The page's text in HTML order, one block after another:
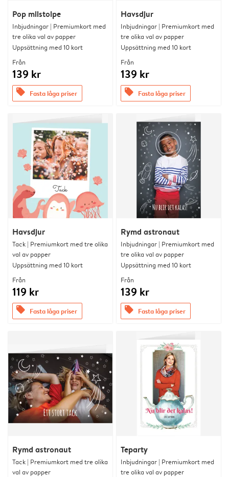
Pop milstolpe
Inbjudningar | Premiumkort med
tre olika val av papper
Uppsättning med 10 kort
Från
139 kr
offers Fasta låga priser
Havsdjur
Inbjudningar | Premiumkort med
tre olika val av papper
Uppsättning med 10 kort
Från
139 kr
offers Fasta låga priser
Havsdjur
Tack | Premiumkort med tre olika
val av papper
Uppsättning med 10 kort
Från
119 kr
offers Fasta låga priser
Rymd astronaut
Inbjudningar | Premiumkort med
tre olika val av papper
Uppsättning med 10 kort
Från
139 kr
offers Fasta låga priser
Rymd astronaut
Tack | Premiumkort med tre olika
val av papper
Teparty
Inbjudningar | Premiumkort med
tre olika val av papper